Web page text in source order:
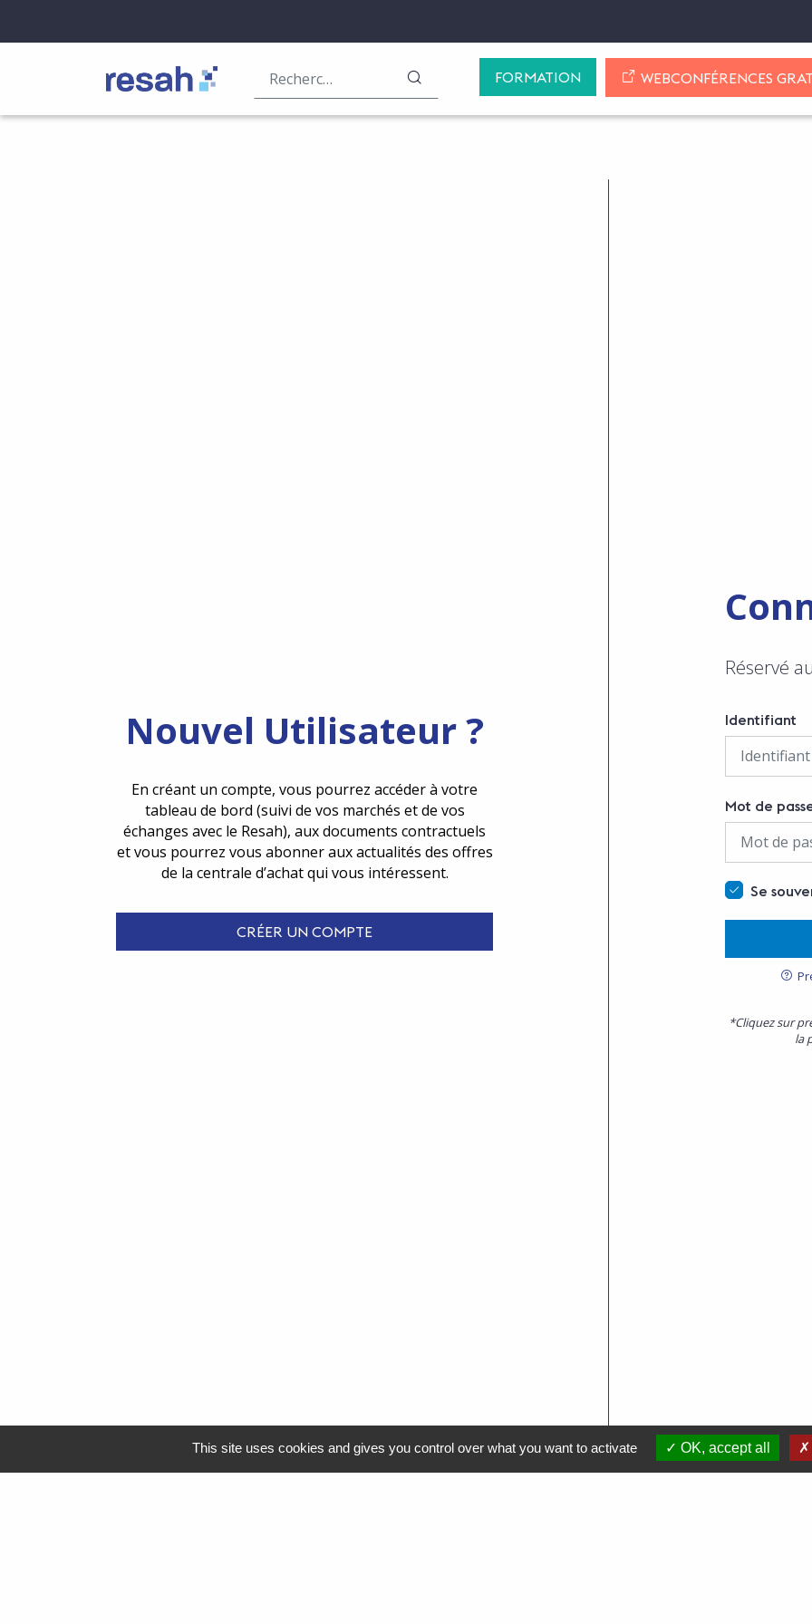
Logo Resah LANCER LA RECHERCHE
FORMATION WEBCONFÉRENCES
Nouvel Utilisateur ?
En créant un compte, vous pourrez accéder à votre
tableau de bord (suivi de vos marchés et de vos
échanges avec le Resah), aux documents contractuels
et vous pourrez vous abonner aux actualités des offres
de la centrale d’achat qui vous intéressent.
CRÉER UN COMPTE
Réservé
Identifiant
Mot de
Se
*Cliquez sur
la
This site uses cookies and gives you control over what you want to activate OK, accept all